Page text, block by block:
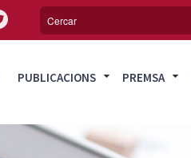
PUBLICACIONS PREMSA